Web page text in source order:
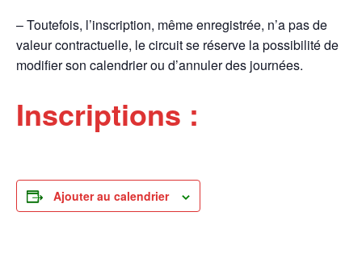
– Toutefois, l’inscription, même enregistrée, n’a pas de
valeur contractuelle, le circuit se réserve la possibilité de
modifier son calendrier ou d’annuler des journées.
Inscriptions :
Ajouter au calendrier